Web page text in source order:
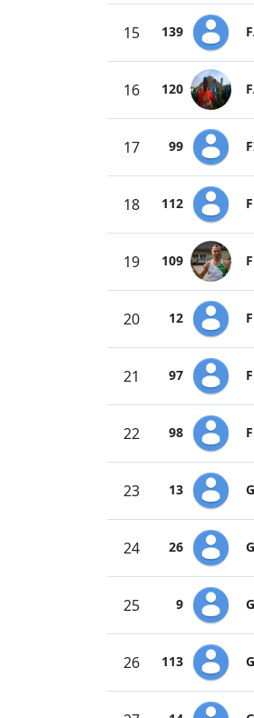
15 139
16 120
17 99
18 112
19 109
20 12
21 97
22 98
23 13
24 26
25 9
26 113